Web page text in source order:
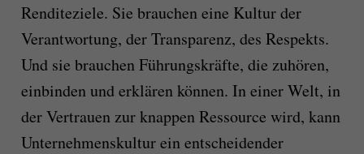
Renditeziele. Sie brauchen eine Kultur der
Verantwortung, der Transparenz, des Respekts.
Und sie brauchen Führungskräfte, die zuhören,
einbinden und erklären können. In einer Welt, in
der Vertrauen zur knappen Ressource wird, kann
Unternehmenskultur ein entscheidender